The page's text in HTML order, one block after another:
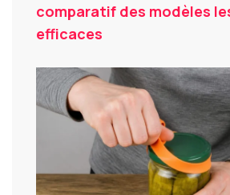
comparatif des modèles
efficaces